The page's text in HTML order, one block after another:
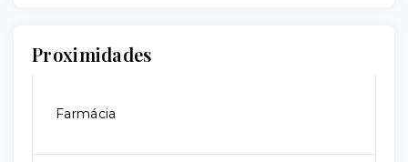
Proximidades
Farmácia